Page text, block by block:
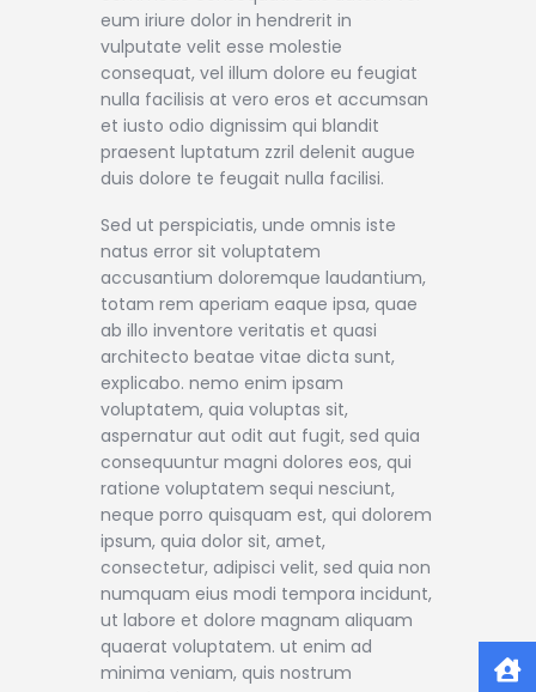
eum iriure dolor in hendrerit in
vulputate velit esse molestie
consequat, vel illum dolore eu feugiat
nulla facilisis at vero eros et accumsan
et iusto odio dignissim qui blandit
praesent luptatum zzril delenit augue
duis dolore te feugait nulla facilisi.
Sed ut perspiciatis, unde omnis iste
natus error sit voluptatem
accusantium doloremque laudantium,
totam rem aperiam eaque ipsa, quae
ab illo inventore veritatis et quasi
architecto beatae vitae dicta sunt,
explicabo. nemo enim ipsam
voluptatem, quia voluptas sit,
aspernatur aut odit aut fugit, sed quia
consequuntur magni dolores eos, qui
ratione voluptatem sequi nesciunt,
neque porro quisquam est, qui dolorem
ipsum, quia dolor sit, amet,
consectetur, adipisci velit, sed quia non
numquam eius modi tempora incidunt,
ut labore et dolore magnam aliquam
quaerat voluptatem. ut enim ad
minima veniam, quis nostrum
Home